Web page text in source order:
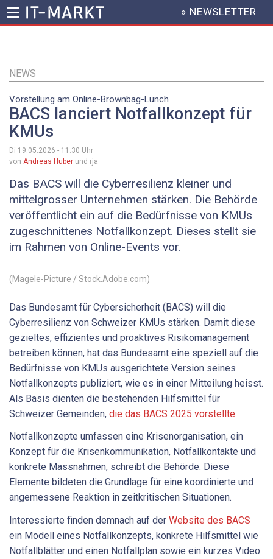
Inhalt
HEADER
MENU
» NEWSLETTER
NEWS
Vorstellung am Online-Brownbag-Lunch
BACS lanciert Notfallkonzept für
KMUs
Di 19.05.2026 - 11:30 Uhr
von Andreas Huber und rja
Das BACS will die Cyberresilienz kleiner und
mittelgrosser Unternehmen stärken. Die Behörde
veröffentlicht ein auf die Bedürfnisse von KMUs
zugeschnittenes Notfallkonzept. Dieses stellt sie
im Rahmen von Online-Events vor.
(Magele-Picture / Stock.Adobe.com)
Das Bundesamt für Cybersicherheit (BACS) will die
Cyberresilienz von Schweizer KMUs stärken. Damit diese
gezieltes, effizientes und proaktives Risikomanagement
betreiben können, hat das Bundesamt eine speziell auf die
Bedürfnisse von KMUs ausgerichtete Version seines
Notfallkonzepts publiziert, wie es in einer Mitteilung heisst.
Als Basis dienten die bestehenden Hilfsmittel für
Schweizer Gemeinden, die das BACS 2025 vorstellte.
Notfallkonzepte umfassen eine Krisenorganisation, ein
Konzept für die Krisenkommunikation, Notfallkontakte und
konkrete Massnahmen, schreibt die Behörde. Diese
Elemente bildeten die Grundlage für eine koordinierte und
angemessene Reaktion in zeitkritischen Situationen.
Interessierte finden demnach auf der Website des BACS
ein Modell eines Notfallkonzepts, konkrete Hilfsmittel wie
Notfallblätter und einen Notfallplan sowie ein kurzes Video